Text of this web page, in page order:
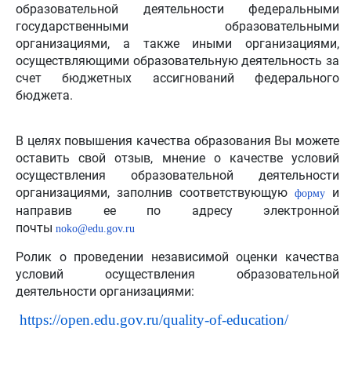
образовательной деятельности федеральными
государственными образовательными
организациями, а также иными организациями,
осуществляющими образовательную деятельность за
счет бюджетных ассигнований федерального
бюджета.
В целях повышения качества образования Вы можете
оставить свой отзыв, мнение о качестве условий
осуществления образовательной деятельности
организациями, заполнив соответствующую форму
и
направив ее по адресу электронной
почты noko@edu.gov.ru
Ролик о проведении независимой оценки качества
условий осуществления образовательной
деятельности организациями:
https://open.edu.gov.ru/quality-of-education/